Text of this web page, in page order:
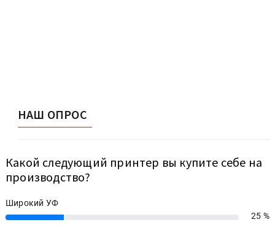
НАШ ОПРОС
Какой следующий принтер вы купите себе на
производство?
Широкий УФ
25%
25 %